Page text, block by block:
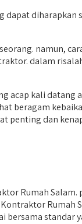
namun,
dalam
kali datang
beragam
dan
Rumah
bersama standar